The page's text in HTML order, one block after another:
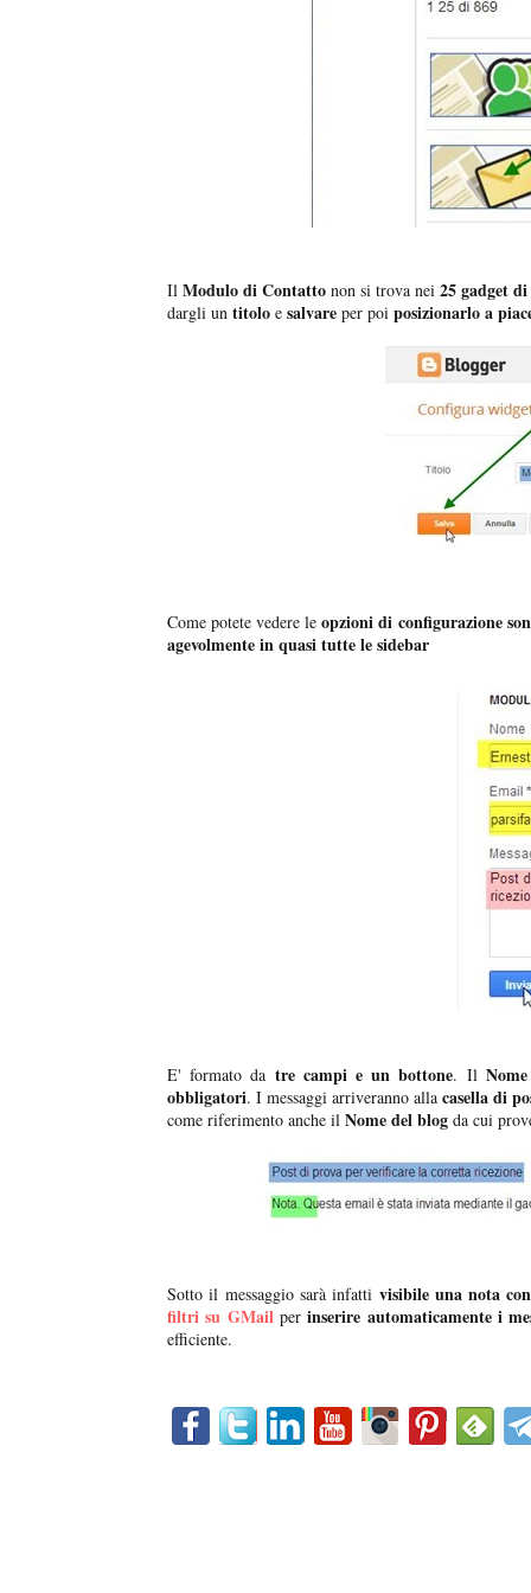
Il Modulo di Contatto non si trova nei 25 gadget di
dargli un titolo e salvare per poi posizionarlo a
Come potete vedere leopzioni di configurazione
agevolmente in quasi tutte le sidebar
E' formato da tre campi e un bottone. Il
obbligatori. I messaggi arriveranno alla casella di
come riferimento anche il Nome del blog da cui
Sotto il messaggio sarà infatti visibile una nota
filtri su GMailperinserire automaticamente i
efficiente.